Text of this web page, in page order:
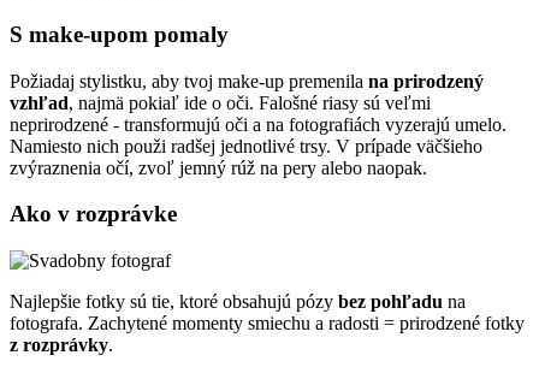
S make-upom pomaly
Požiadaj stylistku, aby tvoj make-up premenila na prirodzený
vzhľad, najmä pokiaľ ide o oči. Falošné riasy sú veľmi
neprirodzené - transformujú oči a na fotografiách vyzerajú umelo.
Namiesto nich použi radšej jednotlivé trsy. V prípade väčšieho
zvýraznenia očí, zvoľ jemný rúž na pery alebo naopak.
Ako v rozprávke
Najlepšie fotky sú tie, ktoré obsahujú pózy bez pohľadu na
fotografa. Zachytené momenty smiechu a radosti = prirodzené fotky
z rozprávky.